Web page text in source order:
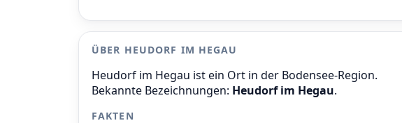
ÜBER HEUDORF IM HEGAU
Heudorf im Hegau ist ein Ort in der Bodensee-Region.
Bekannte Bezeichnungen: Heudorf im Hegau.
FAKTEN